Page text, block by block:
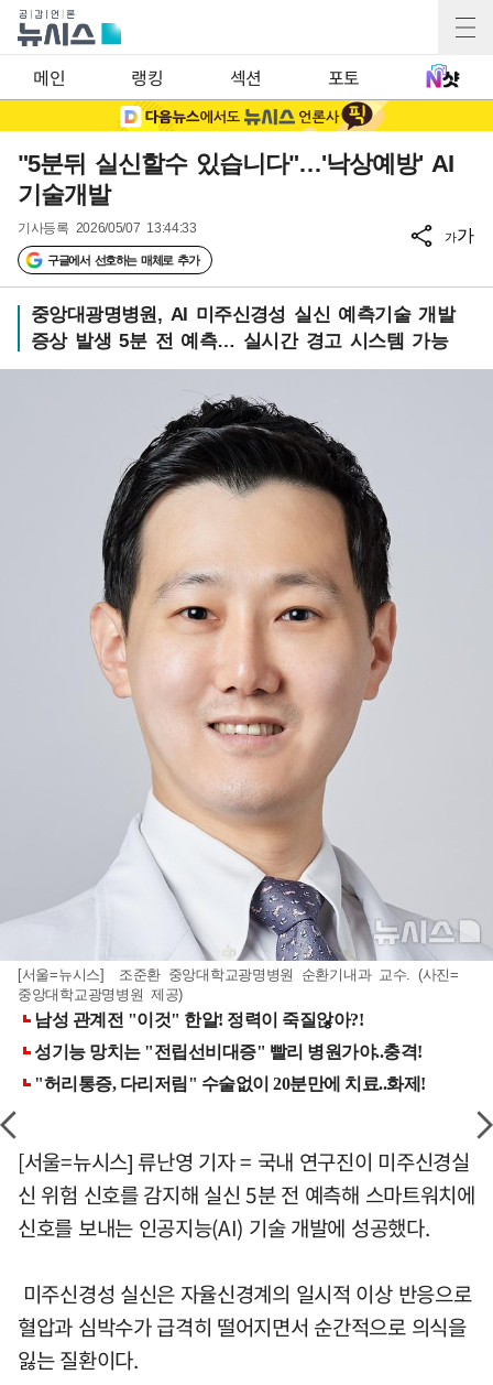
메인 랭킹 섹션 포토
"5분뒤 실신할수 있습니다"…'낙상예방' AI
기술개발
기사등록 2026/05/07 13:44:33
구글에서 선호하는 매체로 추가
가가
중앙대광명병원, AI 미주신경성 실신 예측기술 개발
증상 발생 5분 전 예측… 실시간 경고 시스템 가능
[서울=뉴시스] 조준환 중앙대학교광명병원 순환기내과 교수. (사진=
중앙대학교광명병원 제공)
[서울=뉴시스] 류난영 기자 = 국내 연구진이 미주신경실
신 위험 신호를 감지해 실신 5분 전 예측해 스마트워치에
신호를 보내는 인공지능(AI) 기술 개발에 성공했다.
미주신경성 실신은 자율신경계의 일시적 이상 반응으로
혈압과 심박수가 급격히 떨어지면서 순간적으로 의식을
잃는 질환이다.